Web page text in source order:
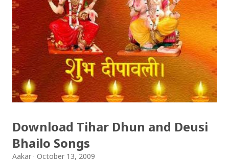
Download Tihar Dhun and Deusi
Bhailo Songs
Aakar October 13, 2009